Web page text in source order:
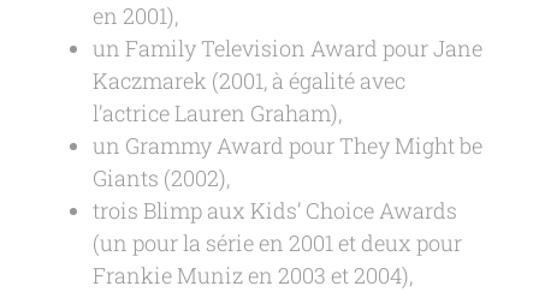
en 2001),
un Family Television Award pour Jane
Kaczmarek (2001, à égalité avec
l’actrice Lauren Graham),
un Grammy Award pour They Might be
Giants (2002),
trois Blimp aux Kids’ Choice Awards
(un pour la série en 2001 et deux pour
Frankie Muniz en 2003 et 2004),